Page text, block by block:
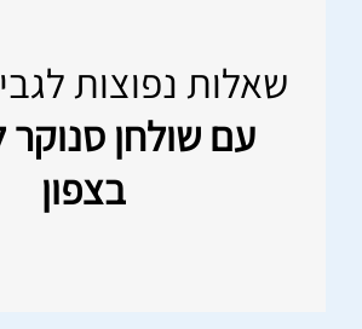
שאלות נפוצות
עם שולחן סנוקר
בצפון